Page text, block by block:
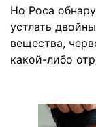
Но Роса
устлать
вещества,
какой-либо